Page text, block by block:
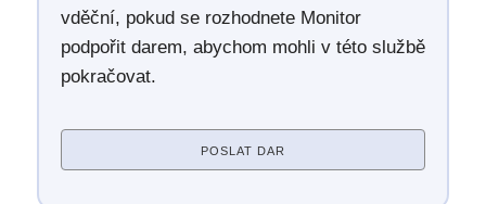
vděční, pokud se rozhodnete Monitor
podpořit darem, abychom mohli v této službě
pokračovat.
POSLAT DAR